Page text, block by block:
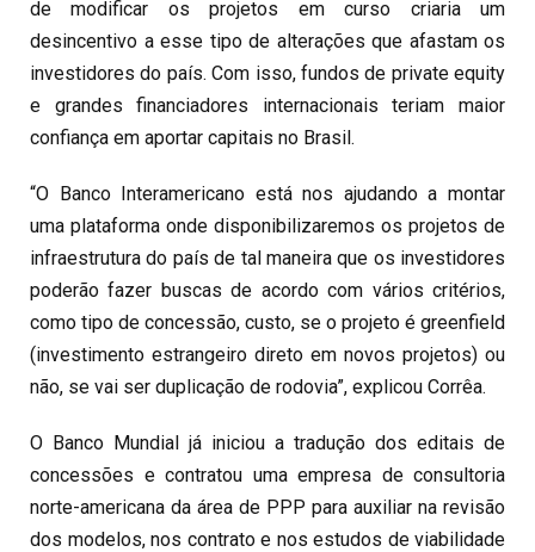
de modificar os projetos em curso criaria um
desincentivo a esse tipo de alterações que afastam os
investidores do país. Com isso, fundos de private equity
e grandes financiadores internacionais teriam maior
confiança em aportar capitais no Brasil.
“O Banco Interamericano está nos ajudando a montar
uma plataforma onde disponibilizaremos os projetos de
infraestrutura do país de tal maneira que os investidores
poderão fazer buscas de acordo com vários critérios,
como tipo de concessão, custo, se o projeto é greenfield
(investimento estrangeiro direto em novos projetos) ou
não, se vai ser duplicação de rodovia”, explicou Corrêa.
O Banco Mundial já iniciou a tradução dos editais de
concessões e contratou uma empresa de consultoria
norte-americana da área de PPP para auxiliar na revisão
dos modelos, nos contrato e nos estudos de viabilidade